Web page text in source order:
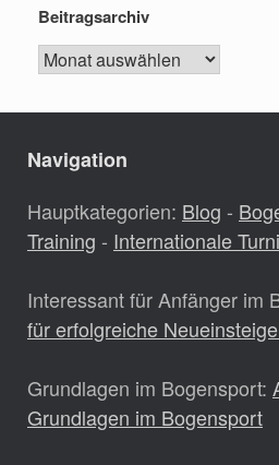
Beitragsarchiv
Beitragsarchiv
Navigation
Hauptkategorien: Blog -
Training - Internationale
Interessant für Anfänger im
für erfolgreiche
Grundlagen im Bogensport:
Grundlagen im Bogensport